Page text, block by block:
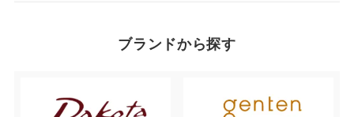
ブランドから探す